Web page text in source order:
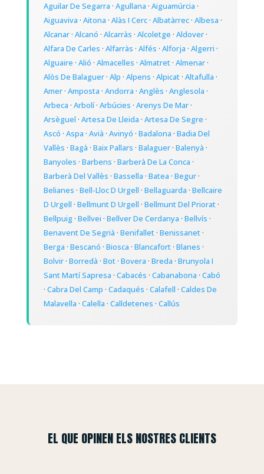
Aguilar De Segarra · Agullana · Aiguamúrcia ·
Aiguaviva · Aitona · Alàs I Cerc· Albatàrrec· Albesa ·
Alcanar· Alcanó · Alcarràs · Alcoletge · Aldover·
Alfara De Carles · Alfarràs · Alfés · Alforja · Algerri ·
Alguaire · Alió · Almacelles · Almatret· Almenar·
Alòs De Balaguer· Alp · Alpens · Alpicat· Altafulla ·
Amer· Amposta · Andorra · Anglès · Anglesola ·
Arbeca · Arbolí· Arbúcies · Arenys De Mar·
Arsèguel · Artesa De Lleida · Artesa De Segre ·
Ascó · Aspa · Avià · Avinyó · Badalona · Badia Del
Vallès · Bagà · Baix Pallars · Balaguer· Balenyà ·
Banyoles · Barbens · Barberà De La Conca ·
Barberà Del Vallès · Bassella · Batea · Begur·
Belianes · Bell-Lloc D Urgell · Bellaguarda · Bellcaire
D Urgell · Bellmunt D Urgell · Bellmunt Del Priorat·
Bellpuig· Bellvei · Bellver De Cerdanya · Bellvís ·
Benavent De Segrià · Benifallet· Benissanet·
Berga · Bescanó · Biosca · Blancafort· Blanes ·
Bolvir· Borredà · Bot· Bovera · Breda · Brunyola I
Sant Martí Sapresa · Cabacés · Cabanabona · Cabó
· Cabra Del Camp · Cadaqués · Calafell · Caldes De
Malavella · Calella · Calldetenes · Callús
EL QUE OPINEN ELS NOSTRES CLIENTS